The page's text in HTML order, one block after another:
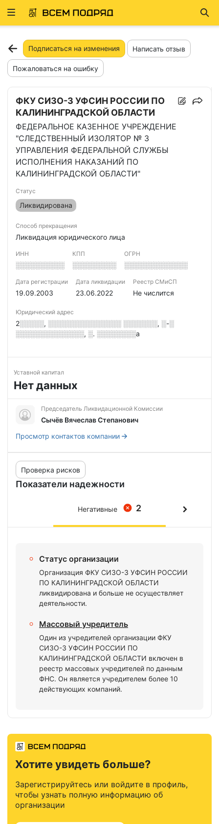
Развернуть
Подписаться на изменения Написать отзыв
Пожаловаться на ошибку
ФКУ СИЗО-3 УФСИН РОССИИ ПО
КАЛИНИНГРАДСКОЙ ОБЛАСТИ
ФЕДЕРАЛЬНОЕ КАЗЕННОЕ УЧРЕЖДЕНИЕ
"СЛЕДСТВЕННЫЙ ИЗОЛЯТОР № 3
УПРАВЛЕНИЯ ФЕДЕРАЛЬНОЙ СЛУЖБЫ
ИСПОЛНЕНИЯ НАКАЗАНИЙ ПО
КАЛИНИНГРАДСКОЙ ОБЛАСТИ"
Статус
Ликвидирована
Способ прекращения
Ликвидация юридического лица
ИНН
░░░░░░░░░░
КПП
░░░░░░░░░
ОГРН
░░░░░░░░░░░░░
Дата регистрации
19.09.2003
Дата ликвидации
23.06.2022
Реестр СМиСП
Не числится
Юридический адрес
2░░░░░, ░░░░░░░░░░░░░░░ ░░░░░░░, ░-░
░░░░░░░░░░░░░░, ░. ░░░░░░░░а
Уставной капитал
Нет данных
Председатель Ликвидационной Комиссии
Сычёв Вячеслав Степанович
Просмотр контактов компании
Показатели надежности
Проверка рисков
2
Негативные
Статус организации
Организация ФКУ СИЗО-3 УФСИН РОССИИ
ПО КАЛИНИНГРАДСКОЙ ОБЛАСТИ
ликвидирована и больше не осуществляет
деятельности.
Массовый учредитель
Один из учредителей организации ФКУ
СИЗО-3 УФСИН РОССИИ ПО
КАЛИНИНГРАДСКОЙ ОБЛАСТИ включен в
реестр массовых учредителей по данным
ФНС. Он является учредителем более 10
действующих компаний.
Хотите увидеть больше?
Зарегистрируйтесь или войдите в профиль,
чтобы узнать полную информацию об
организации